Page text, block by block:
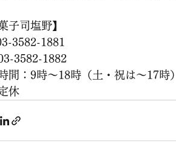
子司塩野】
3582-1881
3582-1882
間：9時〜18時（土・祝は〜17時）
休